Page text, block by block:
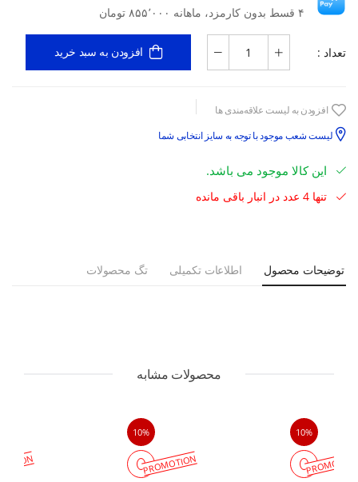
۴ قسط بدون کارمزد، ماهانه ۸۵۵٬۰۰۰ تومان
تعداد : افزودن به سبد خرید
افزودن به لیست علاقه‌مندی ها
لیست شعب موجود با توجه به سایز انتخابی شما
این کالا موجود می باشد.
تنها 4 عدد در انبار باقی مانده
توضیحات محصول اطلاعات تکمیلی تگ محصولات
محصولات مشابه
10%
10%
PROMOTION